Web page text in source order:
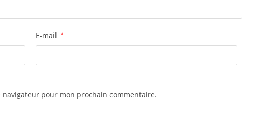
E-mail *
pour mon prochain commentaire.